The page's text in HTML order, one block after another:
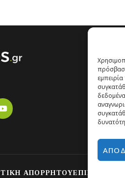
ΑΠΟΡΡΗΤΟΥΕΠΙΚΟΙΝΩΝΙΑ